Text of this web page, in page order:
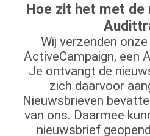
Hoe zit het met de
Wij verzenden
ActiveCampaign, een
Je ontvangt de
zich daarvoor
Nieuwsbrieven
van ons. Daarmee
nieuwsbrief